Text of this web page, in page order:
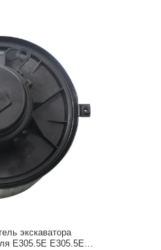
экскаватора
E305.5E E305.5E2